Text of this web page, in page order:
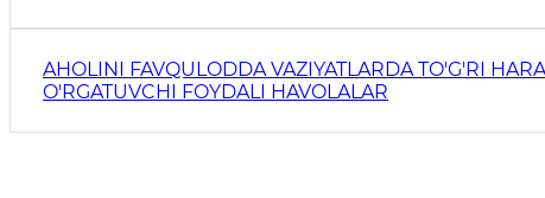
AHOLINI FAVQULODDA VAZIYATLARDA TO'G'RI
O'RGATUVCHI FOYDALI HAVOLALAR